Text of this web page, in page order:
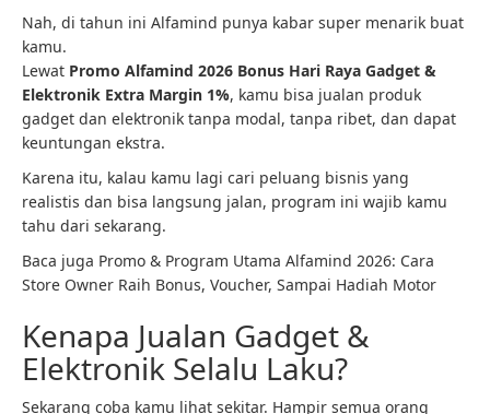
Nah, di tahun ini Alfamind punya kabar super menarik buat
kamu.
Lewat Promo Alfamind 2026 Bonus Hari Raya Gadget &
Elektronik Extra Margin 1%, kamu bisa jualan produk
gadget dan elektronik tanpa modal, tanpa ribet, dan dapat
keuntungan ekstra.
Karena itu, kalau kamu lagi cari peluang bisnis yang
realistis dan bisa langsung jalan, program ini wajib kamu
tahu dari sekarang.
Baca juga Promo & Program Utama Alfamind 2026: Cara
Store Owner Raih Bonus, Voucher, Sampai Hadiah Motor
Kenapa Jualan Gadget &
Elektronik Selalu Laku?
Sekarang coba kamu lihat sekitar. Hampir semua orang